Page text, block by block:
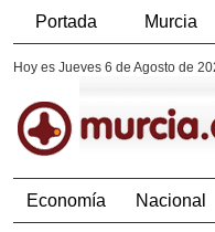
Portada Murcia
Hoy es Jueves 6 de Agosto de
Economía Nacional